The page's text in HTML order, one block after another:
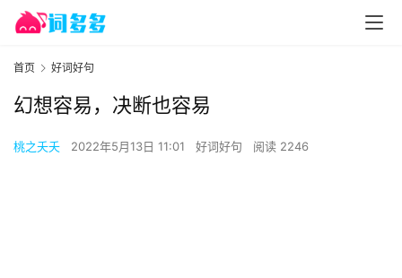
首页 好词好句
幻想容易，决断也容易
桃之夭夭 2022年5月13日 11:01 好词好句 阅读 2246